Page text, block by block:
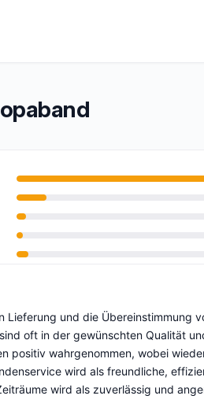
und die Übereinstimmung
oft in der gewünschten Qualität
positiv wahrgenommen, wobei
wird als freundliche,
wird als zuverlässig und